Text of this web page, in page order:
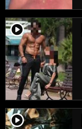
player2
player2